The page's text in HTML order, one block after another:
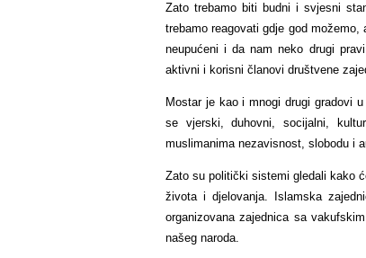
Zato trebamo biti budni i svjesni
trebamo reagovati gdje god
neupućeni i da nam neko drugi
aktivni i korisni članovi društvene
Mostar je kao i mnogi drugi gradovi
se vjerski, duhovni, socijalni,
muslimanima nezavisnost, slobodu i
Zato su politički sistemi gledali kako
života i djelovanja. Islamska
organizovana zajednica sa
našeg naroda.